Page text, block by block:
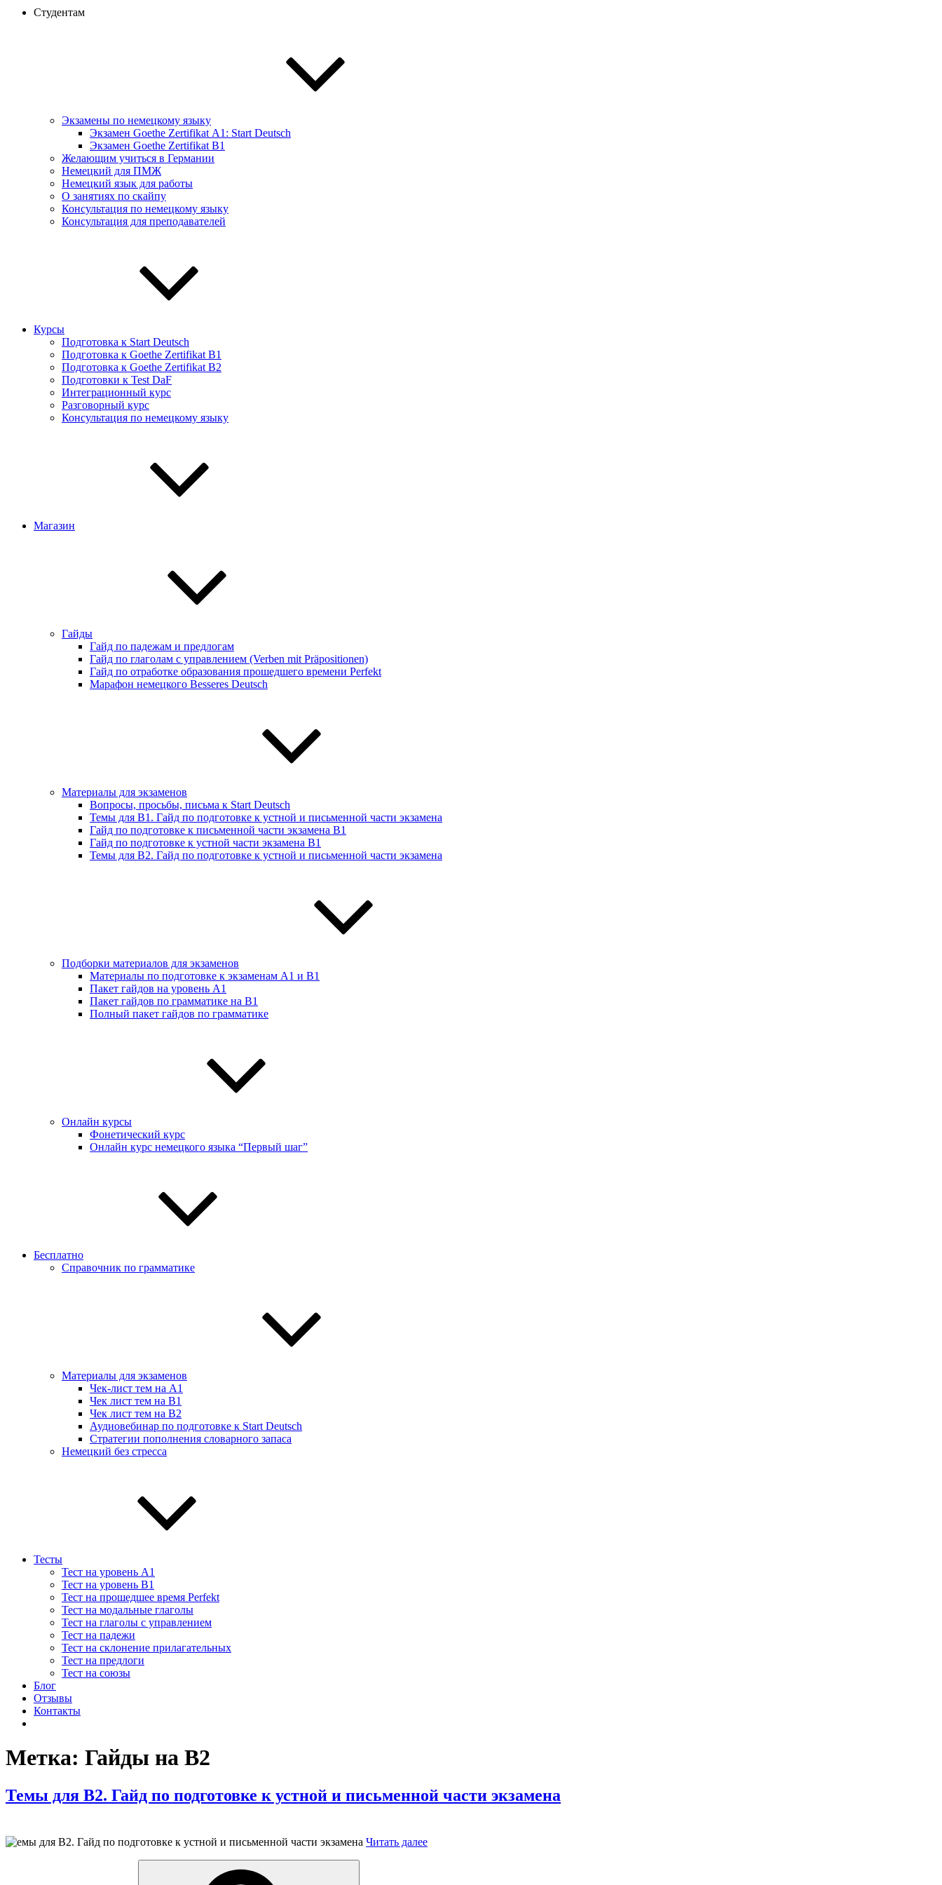
Студентам
Экзамены по немецкому языку
Экзамен Goethe Zertifikat А1: Start Deutsch
Экзамен Goethe Zertifikat B1
Желающим учиться в Германии
Немецкий для ПМЖ
Немецкий язык для работы
О занятиях по скайпу
Консультация по немецкому языку
Консультация для преподавателей
Курсы
Подготовка к Start Deutsch
Подготовка к Goethe Zertifikat B1
Подготовка к Goethe Zertifikat B2
Подготовки к Test DaF
Интеграционный курс
Разговорный курс
Консультация по немецкому языку
Магазин
Гайды
Гайд по падежам и предлогам
Гайд по глаголам с управлением (Verben mit Präpositionen)
Гайд по отработке образования прошедшего времени Perfekt
Марафон немецкого Besseres Deutsch
Материалы для экзаменов
Вопросы, просьбы, письма к Start Deutsch
Темы для B1. Гайд по подготовке к устной и письменной части экзамена
Гайд по подготовке к письменной части экзамена B1
Гайд по подготовке к устной части экзамена B1
Темы для B2. Гайд по подготовке к устной и письменной части экзамена
Подборки материалов для экзаменов
Материалы по подготовке к экзаменам А1 и B1
Пакет гайдов на уровень A1
Пакет гайдов по грамматике на B1
Полный пакет гайдов по грамматике
Онлайн курсы
Фонетический курс
Онлайн курс немецкого языка “Первый шаг”
Бесплатно
Справочник по грамматике
Материалы для экзаменов
Чек-лист тем на А1
Чек лист тем на B1
Чек лист тем на B2
Аудиовебинар по подготовке к Start Deutsch
Стратегии пополнения словарного запаса
Немецкий без стресса
Тесты
Тест на уровень A1
Тест на уровень B1
Тест на прошедшее время Perfekt
Тест на модальные глаголы
Тест на глаголы с управлением
Тест на падежи
Тест на склонение прилагательных
Тест на предлоги
Тест на союзы
Блог
Отзывы
Контакты
Метка: Гайды на B2
Темы для B2. Гайд по подготовке к устной и письменной части экзамена
Читать далее«Темы